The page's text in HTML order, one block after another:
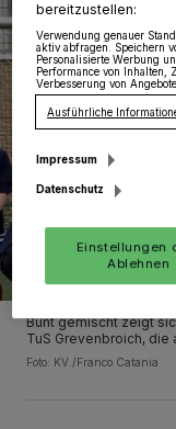
Bunt gemischt zeigt
TuS Grevenbroich,
Foto: KV./Franco Catania
bereitzustellen:
Verwendung genauer
aktiv abfragen. Speichern
Personalisierte Werbung
Performance von Inhalten,
Verbesserung von
Ausführliche
Impressum
Datenschutz
Einstellungen
Ablehnen